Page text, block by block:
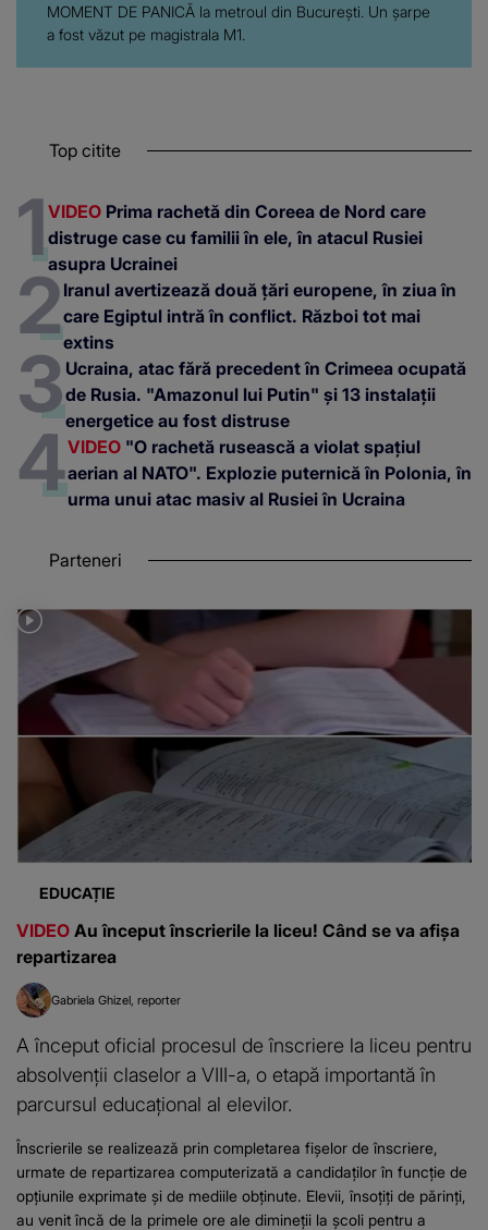
MOMENT DE PANICĂ la metroul din București. Un șarpe
a fost văzut pe magistrala M1.
Top citite
VIDEO Prima rachetă din Coreea de Nord care
distruge case cu familii în ele, în atacul Rusiei
asupra Ucrainei
Iranul avertizează două țări europene, în ziua în
care Egiptul intră în conflict. Război tot mai
extins
Ucraina, atac fără precedent în Crimeea ocupată
de Rusia. "Amazonul lui Putin" și 13 instalații
energetice au fost distruse
VIDEO "O rachetă rusească a violat spațiul
aerian al NATO". Explozie puternică în Polonia, în
urma unui atac masiv al Rusiei în Ucraina
Parteneri
EDUCAȚIE
VIDEO Au început înscrierile la liceu! Când se va afișa
repartizarea
Gabriela Ghizel reporter
A început oficial procesul de înscriere la liceu pentru
absolvenții claselor a VIII-a, o etapă importantă în
parcursul educațional al elevilor.
Înscrierile se realizează prin completarea fișelor de înscriere,
urmate de repartizarea computerizată a candidaților în funcție de
opțiunile exprimate și de mediile obținute. Elevii, însoțiți de părinți,
au venit încă de la primele ore ale dimineții la școli pentru a